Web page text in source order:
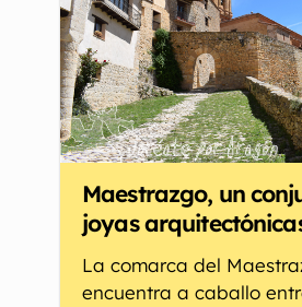
Maestrazgo, un
joyas
La comarca del
encuentra a caballo